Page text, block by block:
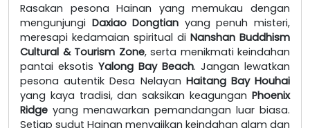
Rasakan pesona Hainan yang memukau dengan
mengunjungi Daxiao Dongtian yang penuh misteri,
meresapi kedamaian spiritual di Nanshan Buddhism
Cultural & Tourism Zone, serta menikmati keindahan
pantai eksotis Yalong Bay Beach. Jangan lewatkan
pesona autentik Desa Nelayan Haitang Bay Houhai
yang kaya tradisi, dan saksikan keagungan Phoenix
Ridge yang menawarkan pemandangan luar biasa.
Setiap sudut Hainan menyajikan keindahan alam dan